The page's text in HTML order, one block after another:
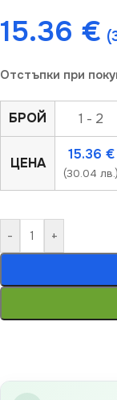
15.36 €
Отстъпки при
БРОЙ 1 - 2
ЦЕНА
15.36 €
(30.04 лв.)
- +